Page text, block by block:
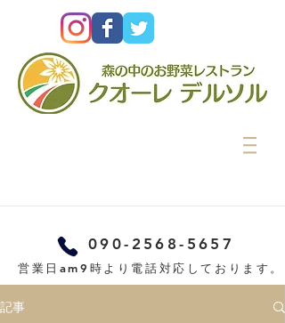
090-2568-5657
営業日am9時より電話対応しております。
記事